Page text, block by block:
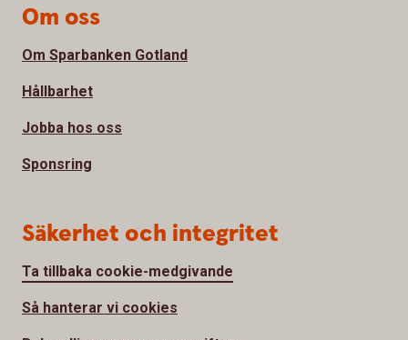
Om oss
Om Sparbanken Gotland
Hållbarhet
Jobba hos oss
Sponsring
Säkerhet och integritet
Ta tillbaka cookie-medgivande
Så hanterar vi cookies